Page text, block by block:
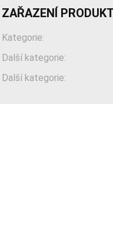
ZAŘAZENÍ
Kategorie:
Další kategorie:
Další kategorie: